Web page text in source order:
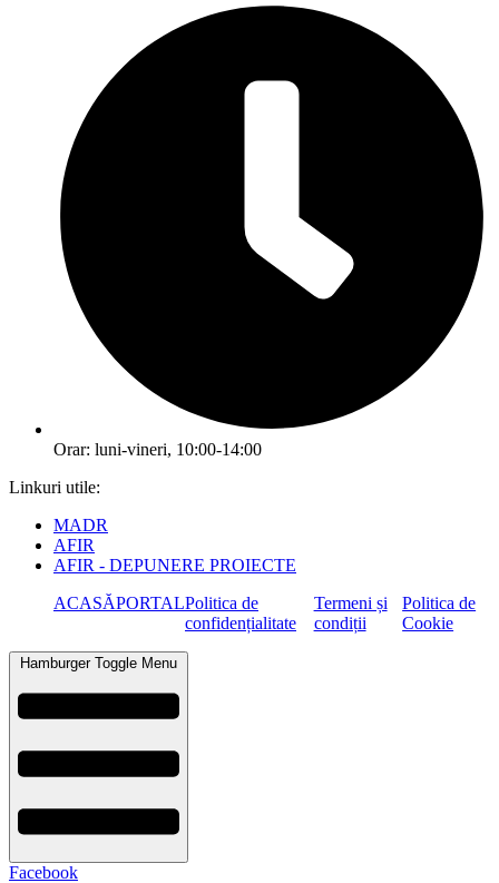
Orar: luni-vineri, 10:00-14:00
Linkuri utile:
MADR
AFIR
AFIR - DEPUNERE PROIECTE
ACASĂPORTALPolitica de
confidențialitate
Termeni și
condiții
Politica de
Cookie
Hamburger Toggle Menu
Facebook